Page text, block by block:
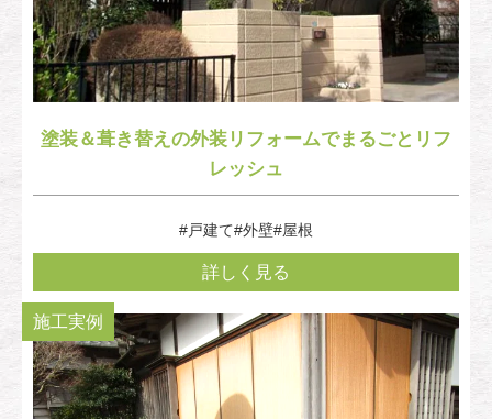
塗装＆葺き替えの外装リフォームでまるごとリフ
レッシュ
#戸建て#外壁#屋根
詳しく見る
施工実例